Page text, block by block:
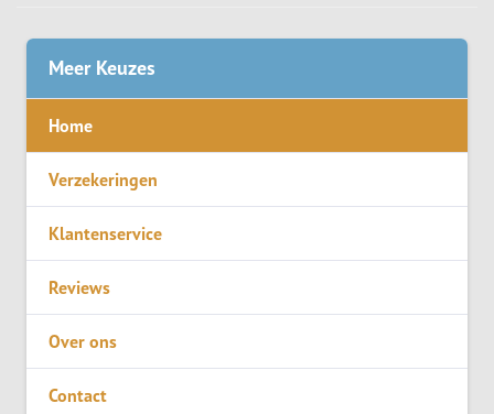
Meer Keuzes
Home
Verzekeringen
Klantenservice
Reviews
Over ons
Contact